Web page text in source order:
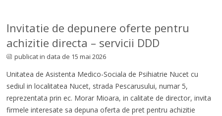
Invitatie de depunere oferte pentru
achizitie directa – servicii DDD
publicat in data de 15 mai 2026
Unitatea de Asistenta Medico-Sociala de Psihiatrie Nucet cu
sediul in localitatea Nucet, strada Pescarusului, numar 5,
reprezentata prin ec. Morar Mioara, in calitate de director, invita
firmele interesate sa depuna oferta de pret pentru achizitie